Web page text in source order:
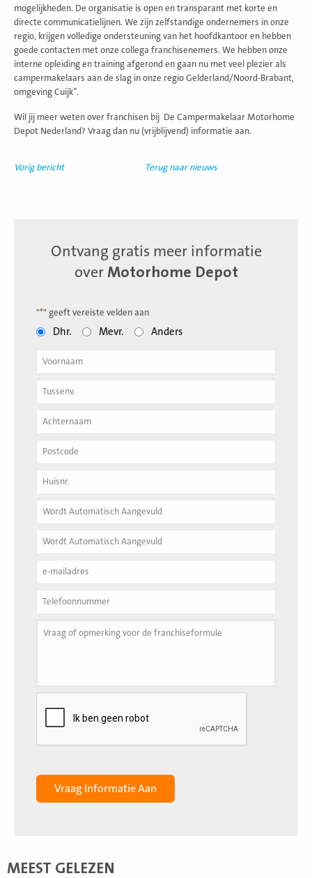
mogelijkheden. De organisatie is open en transparant met korte en
directe communicatielijnen. We zijn zelfstandige ondernemers in onze
regio, krijgen volledige ondersteuning van het hoofdkantoor en hebben
goede contacten met onze collega franchisenemers. We hebben onze
interne opleiding en training afgerond en gaan nu met veel plezier als
campermakelaars aan de slag in onze regio Gelderland/Noord-Brabant,
omgeving Cuijk”.
Wil jij meer weten over franchisen bij De Campermakelaar Motorhome
Depot Nederland? Vraag dan nu (vrijblijvend) informatie aan.
Vorig bericht Terug naar nieuws
Ontvang gratis meer informatie
over Motorhome Depot
"*" geeft vereiste velden aan
Dhr. Mevr. Anders
MEEST GELEZEN